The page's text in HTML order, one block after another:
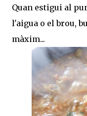
Quan estigui al
l'aigua o el brou,
màxim...